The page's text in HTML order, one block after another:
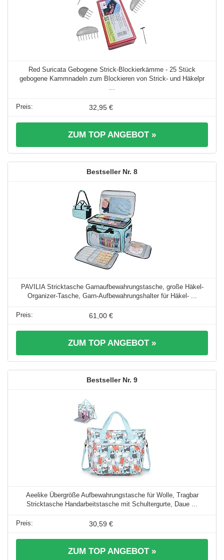
Red Suricata Gebogene Strick-Blockierkämme - 25 Stück
gebogene Kammnadeln zum Blockieren von Strick- und Häkelpr
32,95 €
ZUM TOP ANGEBOT »
8
PAVILIA Stricktasche Garnaufbewahrungstasche, große Häkel-
Organizer-Tasche, Garn-Aufbewahrungshalter für Häkel- ...
61,00 €
ZUM TOP ANGEBOT »
9
Aeelike Übergröße Aufbewahrungstasche für Wolle, Tragbar
Stricktasche Handarbeitstasche mit Schultergurte, Daue ...
30,59 €
ZUM TOP ANGEBOT »